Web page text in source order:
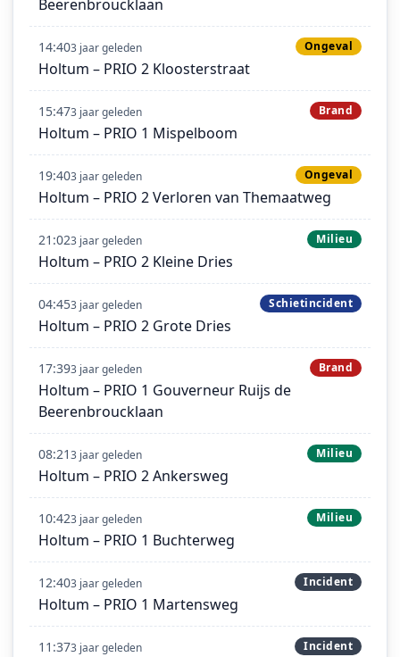
Beerenbroucklaan
14:403 jaar geleden Ongeval
Holtum – PRIO 2 Kloosterstraat
15:473 jaar geleden Brand
Holtum – PRIO 1 Mispelboom
19:403 jaar geleden Ongeval
Holtum – PRIO 2 Verloren van Themaatweg
21:023 jaar geleden Milieu
Holtum – PRIO 2 Kleine Dries
04:453 jaar geleden Schietincident
Holtum – PRIO 2 Grote Dries
17:393 jaar geleden Brand
Holtum – PRIO 1 Gouverneur Ruijs de
Beerenbroucklaan
08:213 jaar geleden Milieu
Holtum – PRIO 2 Ankersweg
10:423 jaar geleden Milieu
Holtum – PRIO 1 Buchterweg
12:403 jaar geleden Incident
Holtum – PRIO 1 Martensweg
11:373 jaar geleden Incident